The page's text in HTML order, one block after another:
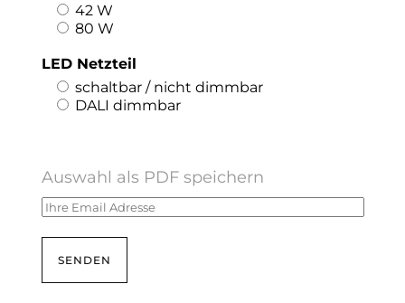
42 W
80 W
LED Netzteil
schaltbar / nicht dimmbar
DALI dimmbar
Auswahl als PDF speichern